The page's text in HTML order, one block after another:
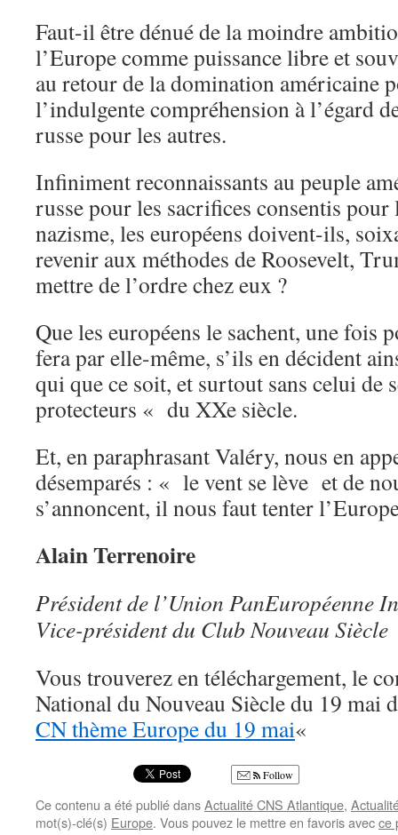
Faut-il être dénué de la moindre
l’Europe comme puissance libre et
au retour de la domination américaine
l’indulgente compréhension à l’égard
russe pour les autres.
Infiniment reconnaissants au peuple
russe pour les sacrifices consentis
nazisme, les européens doivent-ils,
revenir aux méthodes de Roosevelt,
mettre de l’ordre chez eux ?
Que les européens le sachent, une fois
fera par elle-même, s’ils en décident
qui que ce soit, et surtout sans celui de
protecteurs « du XXe siècle.
Et, en paraphrasant Valéry, nous en
désemparés : « le vent se lève et de
s’annoncent, il nous faut tenter
Alain Terrenoire
Président de l’Union PanEuropéenne
Vice-président du Club Nouveau Siècle
Vous trouverez en téléchargement, le
National du Nouveau Siècle du 19 mai
CN thème Europe du 19 mai«
Follow
Ce contenu a été publié dansActualité CNS Atlantique,
mot(s)-clé(s) Europe. Vous pouvez le mettre en favoris avecce